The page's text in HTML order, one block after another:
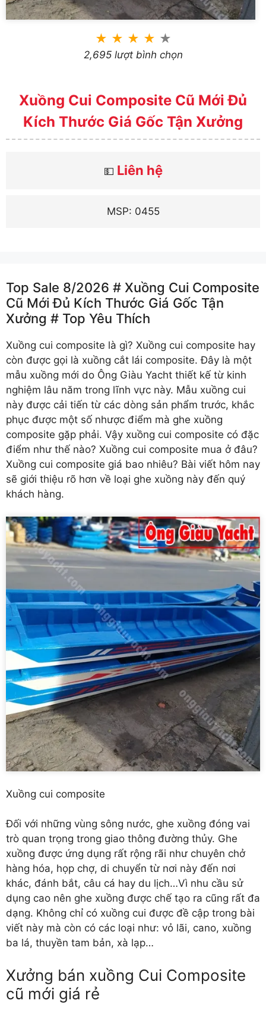
★ ★ ★ ★ ★
2,695 lượt bình chọn
Xuồng Cui Composite Cũ Mới Đủ
Kích Thước Giá Gốc Tận Xưởng
💵 Liên hệ
MSP: 0455
Top Sale 8/2026 # Xuồng Cui Composite
Cũ Mới Đủ Kích Thước Giá Gốc Tận
Xưởng # Top Yêu Thích
Xuồng cui composite là gì? Xuồng cui composite hay
còn được gọi là xuồng cắt lái composite. Đây là một
mẫu xuồng mới do Ông Giàu Yacht thiết kế từ kinh
nghiệm lâu năm trong lĩnh vực này. Mẫu xuồng cui
này được cải tiến từ các dòng sản phẩm trước, khắc
phục được một số nhược điểm mà ghe xuồng
composite gặp phải. Vậy xuồng cui composite có đặc
điểm như thế nào? Xuồng cui composite mua ở đâu?
Xuồng cui composite giá bao nhiêu? Bài viết hôm nay
sẽ giới thiệu rõ hơn về loại ghe xuồng này đến quý
khách hàng.
Xuồng cui composite
Đối với những vùng sông nước, ghe xuồng đóng vai
trò quan trọng trong giao thông đường thủy. Ghe
xuồng được ứng dụng rất rộng rãi như chuyên chở
hàng hóa, họp chợ, di chuyển từ nơi này đến nơi
khác, đánh bắt, câu cá hay du lịch…Vì nhu cầu sử
dụng cao nên ghe xuồng được chế tạo ra cũng rất đa
dạng. Không chỉ có xuồng cui được đề cập trong bài
viết này mà còn có các loại như: vỏ lãi, cano, xuồng
ba lá, thuyền tam bản, xà lạp…
Xưởng bán xuồng Cui Composite
cũ mới giá rẻ